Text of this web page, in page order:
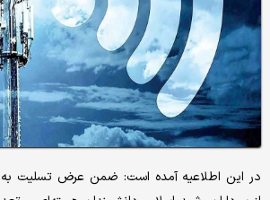
در این اطلاعیه آمده است: ضمن عرض تسلیت